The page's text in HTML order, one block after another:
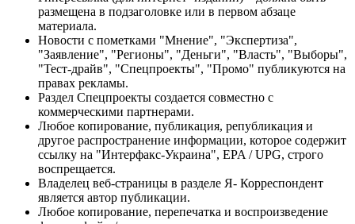
размещена в подзаголовке или в первом абзаце
материала.
Новости с пометками "Мнение", "Экспертиза",
"Заявление", "Регионы", "Деньги", "Власть", "Выборы",
"Тест-драйв", "Спецпроекты", "Промо" публикуются на
правах рекламы.
Раздел Спецпроекты создается совместно с
коммерческими партнерами.
Любое копирование, публикация, републикация и
другое распространение информации, которое содержит
ссылку на "Интерфакс-Украина", EPA / UPG, строго
воспрещается.
Владелец веб-страницы в разделе Я- Корреспондент
является автор публикации.
Любое копирование, перепечатка и воспроизведение